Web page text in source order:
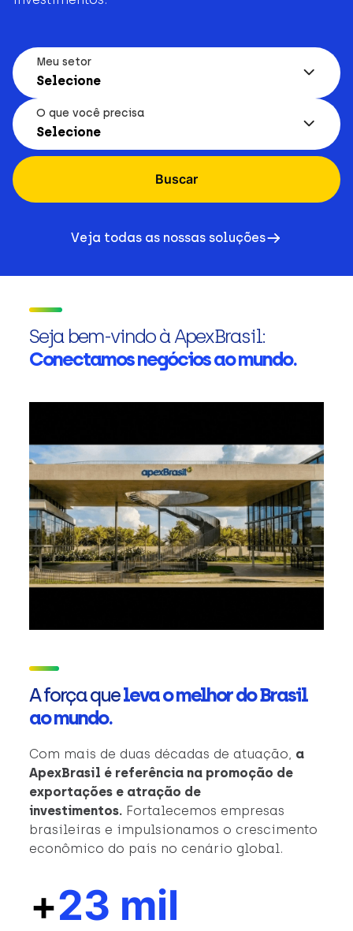
Meu setor
Selecione
O que você precisa
Selecione
Buscar
Veja todas as nossas soluções
Seja bem-vindo à ApexBrasil:
Conectamos negócios ao mundo.
A força queleva o melhor do Brasil
ao mundo.
Com mais de duas décadas de atuação, a
ApexBrasil é referência na promoção de
exportações e atração de
investimentos. Fortalecemos empresas
brasileiras e impulsionamos o crescimento
econômico do país no cenário global.
+23 mil